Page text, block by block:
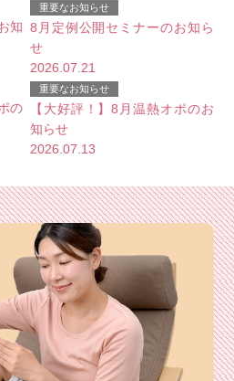
重要なお知らせ
8月定例公開セミナーのお知ら
せ
2026.07.21
重要なお知らせ
【大好評！】8月温熱オポのお
知らせ
2026.07.13